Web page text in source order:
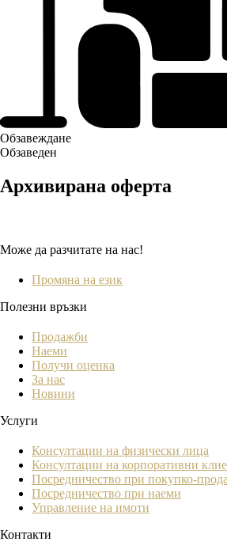
Обзавеждане
Обзаведен
Архивирана оферта
Може да разчитате на нас!
Промяна на език
Полезни връзки
Продажби
Наеми
Получи оценка
За нас
Новини
Услуги
Консултации на физически лица
Консултации на корпоративни
Посредничество при покупко-
Посредничество при наеми
Управление на имоти
Контакти